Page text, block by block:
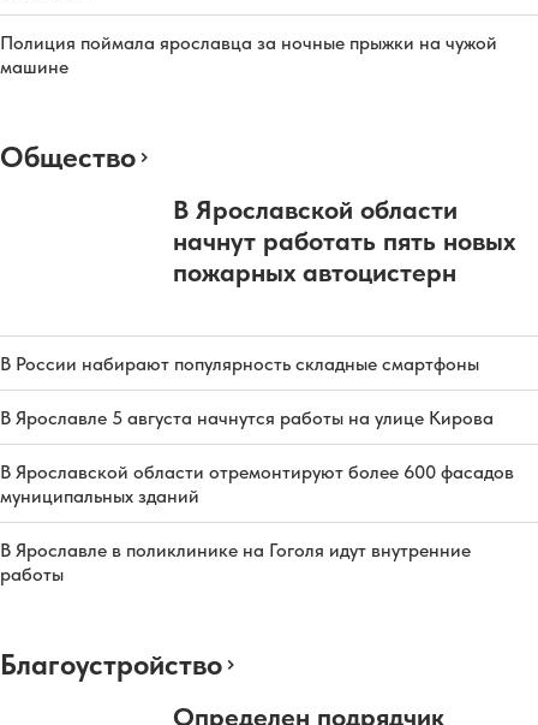
Полиция поймала ярославца за ночные прыжки на чужой
машине
Общество
В Ярославской области
начнут работать пять новых
пожарных автоцистерн
В России набирают популярность складные смартфоны
В Ярославле 5 августа начнутся работы на улице Кирова
В Ярославской области отремонтируют более 600 фасадов
муниципальных зданий
В Ярославле в поликлинике на Гоголя идут внутренние
работы
Благоустройство
Определен подрядчик